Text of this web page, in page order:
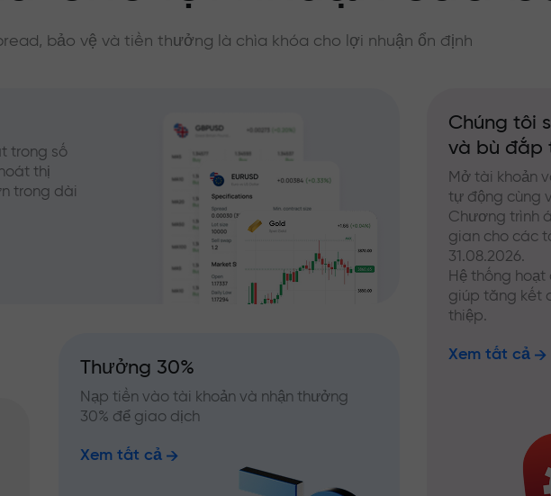
bảo vệ và tiền thưởng là chìa khóa cho lợi nhuận ổn định
trong số
thị
trong dài
Thưởng 30%
Nạp tiền vào tài khoản và nhận thưởng
30% để giao dịch
Xem tất cả
Chúng tôi
và bù đắp
Mở tài khoản
tự động cùng
Chương trình
gian cho các
31.08.2026.
Hệ thống
giúp tăng kết
thiệp.
Xem tất cả